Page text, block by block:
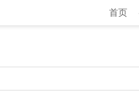
首页